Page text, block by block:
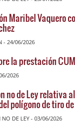
Maribel Vaquero
- 24/06/2026
la prestación
2026
no de Ley relativa
polígono de tiro
NO DE LEY - 03/06/2026